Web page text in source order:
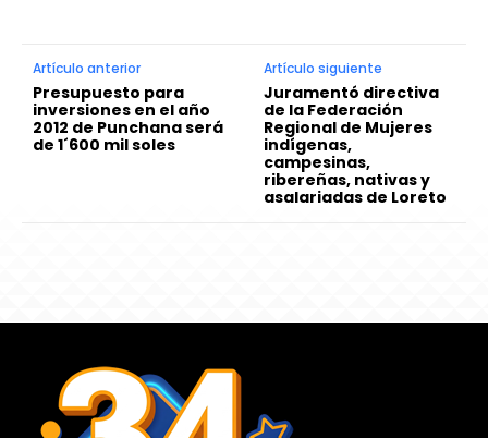
Artículo anterior
Presupuesto para
inversiones en el año
2012 de Punchana será
de 1´600 mil soles
Artículo siguiente
Juramentó directiva
de la Federación
Regional de Mujeres
indígenas,
campesinas,
ribereñas, nativas y
asalariadas de Loreto